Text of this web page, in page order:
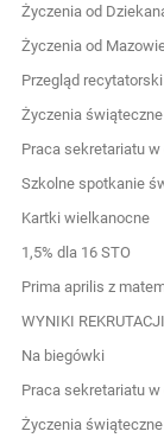
Życzenia od
Życzenia od
Przegląd
Życzenia świąteczne
Praca sekretariatu
Szkolne spotkanie
Kartki wielkanocne
1,5% dla 16 STO
Prima aprilis z
WYNIKI
Na biegówki
Praca sekretariatu
Życzenia świąteczne